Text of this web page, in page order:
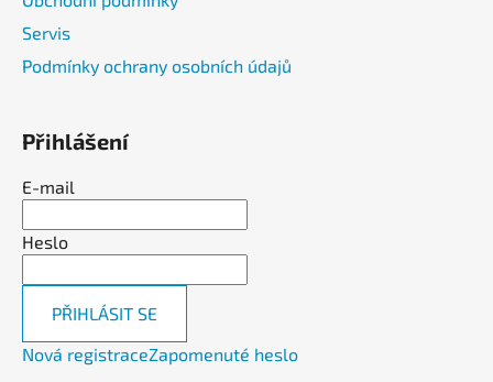
Servis
Podmínky ochrany osobních údajů
Přihlášení
E-mail
Heslo
PŘIHLÁSIT SE
Nová registraceZapomenuté heslo